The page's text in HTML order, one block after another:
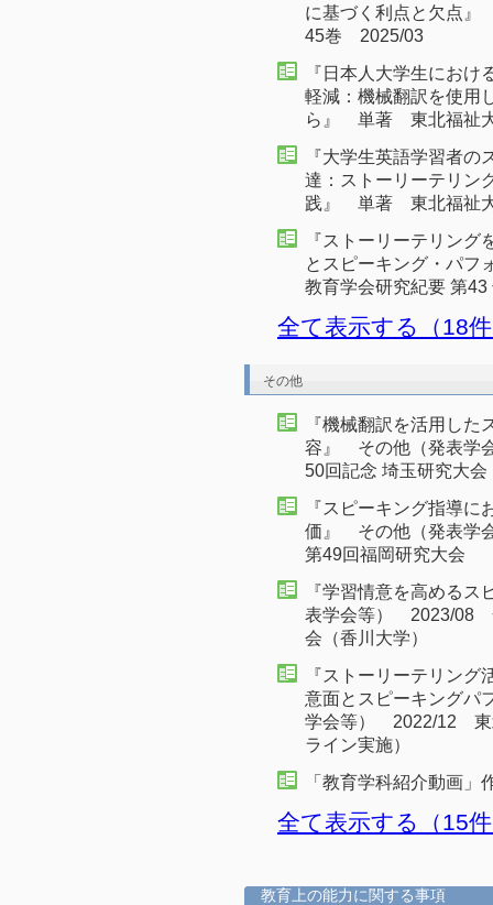
に基づく利点と欠点
45巻 2025/03
『日本人大学生にお
軽減：機械翻訳を使用
ら』 単著 東北福祉
『大学生英語学習者
達：ストーリーテリン
践』 単著 東北福祉
『ストーリーテリン
とスピーキング・パ
教育学会研究紀要 第
全て表示する（18
その他
『機械翻訳を活用し
容』 その他（発表学
50回記念 埼玉研究大会
『スピーキング指導
価』 その他（発表
第49回福岡研究大会
『学習情意を高める
表学会等） 2023/08
会（香川大学）
『ストーリーテリン
意面とスピーキングパ
学会等） 2022/12 東
ライン実施）
「教育学科紹介動画
全て表示する（15
教育上の能力に関する事項